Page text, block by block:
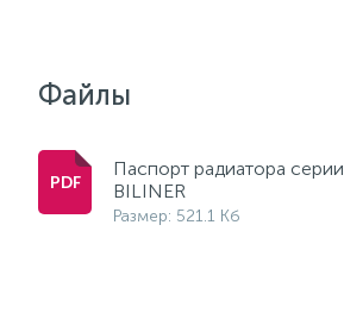
Файлы
Паспорт радиатора серии
BILINER
Размер: 521.1 Кб